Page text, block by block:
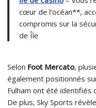
cœur de l’océan**,
compromis sur la
de Île
Selon Foot Mercato,
également positionnés
Fulham ont été identifiés
De plus, Sky Sports